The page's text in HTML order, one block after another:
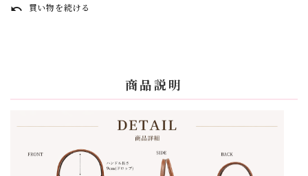
undo 買い物を続ける
商品説明